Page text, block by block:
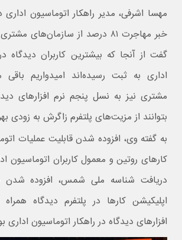
مهسا اشرفی، مدیر راهکار اتوماسیون اداری
گفت از آنجا که بیشترین کاربران دیدگاه
اداری به ثبت رسیده‌اند امیدواریم باقی
مشتری نیز به نسل پنجم نرم افزارهای
بتوانند از مزیت‌های پلتفرم زاگرش به زودی
به گفته وی، افزوده شدن قابلیت عملیات
کارهای روتین و معمول کاربران اتوماسیون
دریافت شناسه ملی شمس، افزوده شدن
اپلیکیشن کارها در پلتفرم دیدگاه
افزارهای دیدگاه در راهکار اتوماسیون